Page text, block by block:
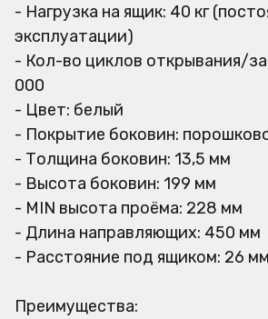
- Нагрузка на ящик: 40 кг
эксплуатации)
- Кол-во циклов открывания/
000
- Цвет: белый
- Покрытие боковин:
- Толщина боковин: 13,5 мм
- Высота боковин: 199 мм
- MIN высота проёма: 228 мм
- Длина направляющих: 450 мм
- Расстояние под ящиком: 26
Преимущества: